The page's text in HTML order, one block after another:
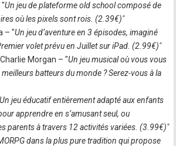
"Un jeu de plateforme old school composé de
où les pixels sont rois. (2.39€)"
– "Un jeu d’aventure en 3 épisodes, imaginé
volet prévu en Juillet sur iPad. (2.99€)"
Morgan – "Un jeu musical où vous vous
meilleurs batteurs du monde ? Serez-vous à la
Un jeu éducatif entièrement adapté aux enfants
apprendre en s’amusant seul, ou
parents à travers 12 activités variées. (3.99€)"
dans la plus pure tradition qui propose